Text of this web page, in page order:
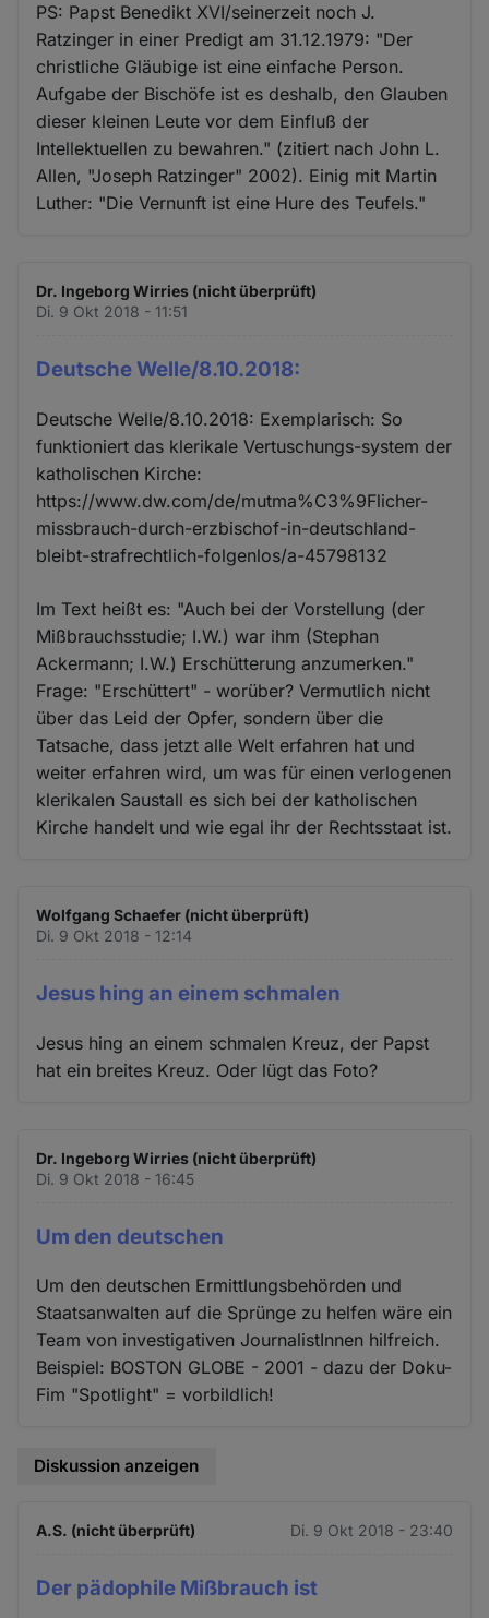
PS: Papst Benedikt XVI/seinerzeit noch J.
Ratzinger in einer Predigt am 31.12.1979: "Der
christliche Gläubige ist eine einfache Person.
Aufgabe der Bischöfe ist es deshalb, den Glauben
dieser kleinen Leute vor dem Einfluß der
Intellektuellen zu bewahren." (zitiert nach John L.
Allen, "Joseph Ratzinger" 2002). Einig mit Martin
Luther: "Die Vernunft ist eine Hure des Teufels."
Dr. Ingeborg Wirries (nicht überprüft)
Di. 9 Okt 2018 - 11:51
Deutsche Welle/8.10.2018:
Deutsche Welle/8.10.2018: Exemplarisch: So
funktioniert das klerikale Vertuschungs-system der
katholischen Kirche:
https://www.dw.com/de/mutma%C3%9Flicher-
missbrauch-durch-erzbischof-in-deutschland-
bleibt-strafrechtlich-folgenlos/a-45798132
Im Text heißt es: "Auch bei der Vorstellung (der
Mißbrauchsstudie; I.W.) war ihm (Stephan
Ackermann; I.W.) Erschütterung anzumerken."
Frage: "Erschüttert" - worüber? Vermutlich nicht
über das Leid der Opfer, sondern über die
Tatsache, dass jetzt alle Welt erfahren hat und
weiter erfahren wird, um was für einen verlogenen
klerikalen Saustall es sich bei der katholischen
Kirche handelt und wie egal ihr der Rechtsstaat ist.
Wolfgang Schaefer (nicht überprüft)
Di. 9 Okt 2018 - 12:14
Jesus hing an einem schmalen
Jesus hing an einem schmalen Kreuz, der Papst
hat ein breites Kreuz. Oder lügt das Foto?
Dr. Ingeborg Wirries (nicht überprüft)
Di. 9 Okt 2018 - 16:45
Um den deutschen
Um den deutschen Ermittlungsbehörden und
Staatsanwalten auf die Sprünge zu helfen wäre ein
Team von investigativen JournalistInnen hilfreich.
Beispiel: BOSTON GLOBE - 2001 - dazu der Doku-
Fim "Spotlight" = vorbildlich!
Diskussion anzeigen
A.S. (nicht überprüft) Di. 9 Okt 2018 - 23:40
Der pädophile Mißbrauch ist